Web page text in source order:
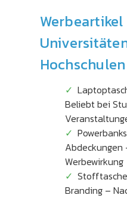
Hochschulen
Beliebt bei
Abdeckungen
Werbewirkung
Branding –